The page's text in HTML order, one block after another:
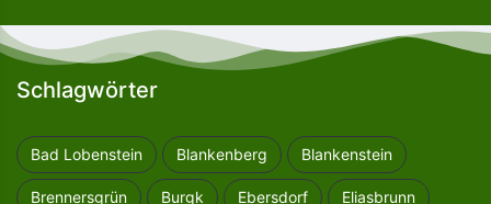
Schlagwörter
Bad Lobenstein Blankenberg Blankenstein
Brennersgrün Burgk Ebersdorf Eliasbrunn